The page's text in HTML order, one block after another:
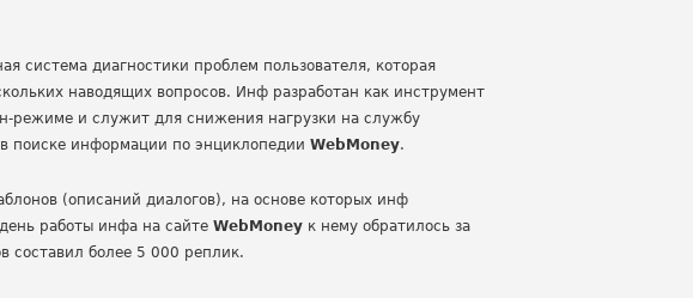
система диагностики проблем пользователя, которая
наводящих вопросов. Инф разработан как инструмент
режиме и служит для снижения нагрузки на службу
поиске информации по энциклопедииWebMoney.
(описаний диалогов), на основе которых инф
работы инфа на сайтеWebMoney к нему обратилось за
составил более 5 000 реплик.